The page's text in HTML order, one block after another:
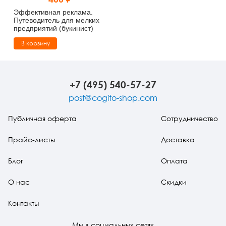
Тревожные расстройства, панические атаки
Психодрама
Сказкотерапия
Психология труда и эргономика
Психофизиология
Социальная и организационная психология
Учебная литература
Эффективная реклама.
Путеводитель для мелких
предприятий (букинист)
В корзину
+7 (495) 540-57-27
post@cogito-shop.com
Публичная оферта
Прайс-листы
Блог
О нас
Контакты
Сотрудничество
Доставка
Оплата
Скидки